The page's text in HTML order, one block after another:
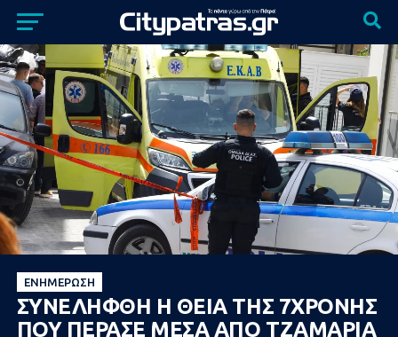
ΕΝΗΜΈΡΩΣΗ
ΣΥΝΕΛΗΦΘΗ Η ΘΕΙΑ ΤΗΣ 7ΧΡΟΝΗΣ
ΠΟΥ ΠΕΡΑΣΕ ΜΕΣΑ ΑΠΟ ΤΖΑΜΑΡΙΑ